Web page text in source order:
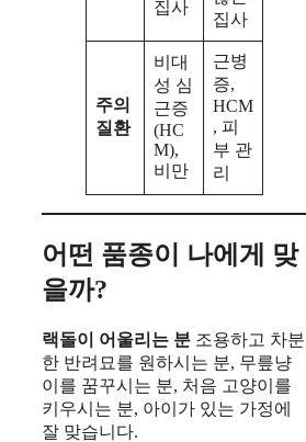
집사
집사
주의
질환
비대
성 심
근증
(HC
M),
비만
근병
증,
HCM
, 피
부 관
리
어떤 품종이 나에게 맞
을까?
랙돌이 어울리는 분 조용하고 차분
한 반려묘를 원하시는 분, 무릎냥
이를 꿈꾸시는 분, 처음 고양이를
키우시는 분, 아이가 있는 가정에
잘 맞습니다.